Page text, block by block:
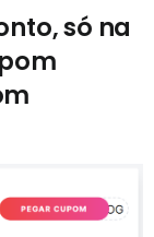
só na